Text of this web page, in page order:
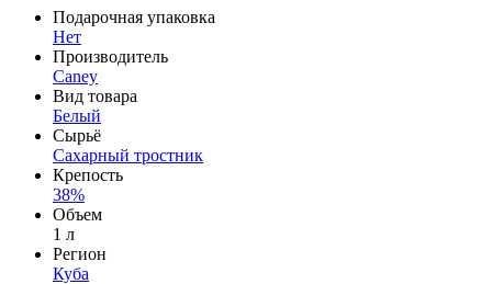
Подарочная упаковка
Нет
Производитель
Caney
Вид товара
Белый
Сырьё
Сахарный тростник
Крепость
38%
Объем
1 л
Регион
Куба